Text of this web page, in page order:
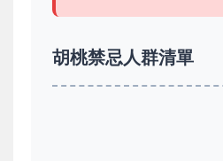
胡桃禁忌人群清單